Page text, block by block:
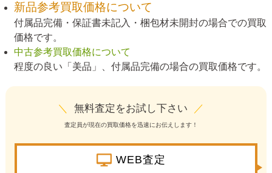
新品参考買取価格について
付属品完備・保証書未記入・梱包材未開封の場合での買取
価格です。
中古参考買取価格について
程度の良い「美品」、付属品完備の場合の買取価格です。
＼ 無料査定をお試し下さい ／
査定員が現在の買取価格を迅速にお伝えします！
WEB査定